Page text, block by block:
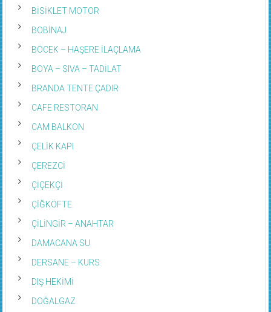
BİSİKLET MOTOR
BOBİNAJ
BÖCEK – HAŞERE İLAÇLAMA
BOYA – SIVA – TADİLAT
BRANDA TENTE ÇADIR
CAFE RESTORAN
CAM BALKON
ÇELİK KAPI
ÇEREZCİ
ÇİÇEKÇİ
ÇİĞKÖFTE
ÇİLİNGİR – ANAHTAR
DAMACANA SU
DERSANE – KURS
DIŞ HEKİMİ
DOĞALGAZ